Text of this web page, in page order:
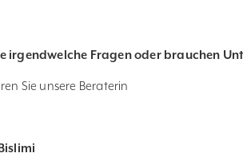
irgendwelche Fragen oder brauchen
Sie unsere Beraterin